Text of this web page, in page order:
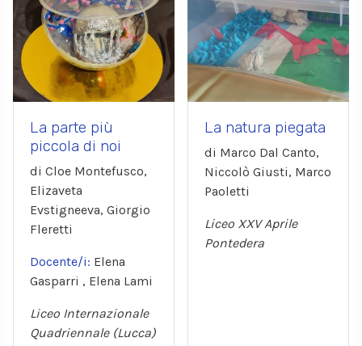
La parte più
piccola di noi
di Cloe Montefusco,
Elizaveta
Evstigneeva, Giorgio
Fleretti
Docente/i: Elena
Gasparri , Elena Lami
Liceo Internazionale
Quadriennale (Lucca)
La natura piegata
di Marco Dal Canto,
Niccolò Giusti, Marco
Paoletti
Liceo XXV Aprile
Pontedera